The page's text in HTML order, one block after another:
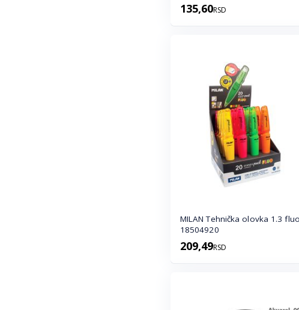
135,60RSD
MILAN Tehnička olovka 1.3 fluo
18504920
209,49RSD